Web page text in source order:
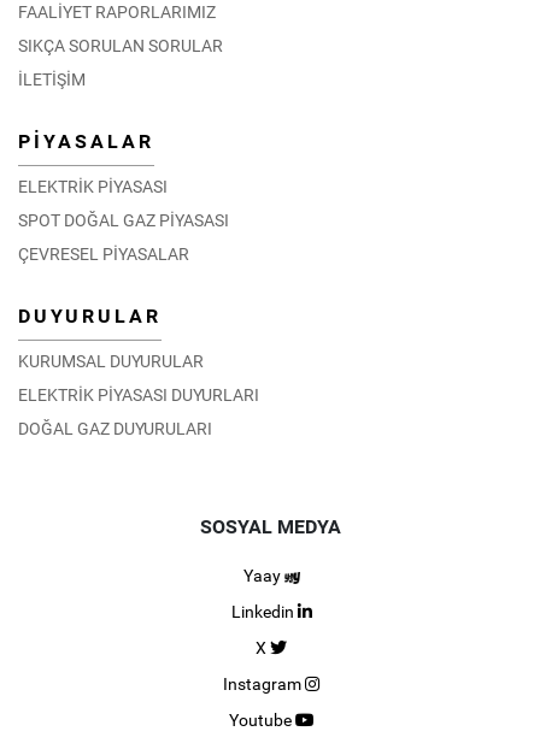
FAALİYET RAPORLARIMIZ
SIKÇA SORULAN SORULAR
İLETİŞİM
PİYASALAR
ELEKTRİK PİYASASI
SPOT DOĞAL GAZ PİYASASI
ÇEVRESEL PİYASALAR
DUYURULAR
KURUMSAL DUYURULAR
ELEKTRİK PİYASASI DUYURLARI
DOĞAL GAZ DUYURULARI
SOSYAL MEDYA
Yaay
Linkedin
X
Instagram
Youtube